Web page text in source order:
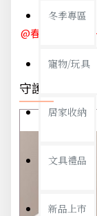
冬季專區
寵物/玩具
居家收納
文具禮品
新品上市
@春節休節 1/
守護你我